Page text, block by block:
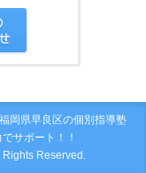
福岡県早良区の個別指導塾
サポート！！
Reserved.